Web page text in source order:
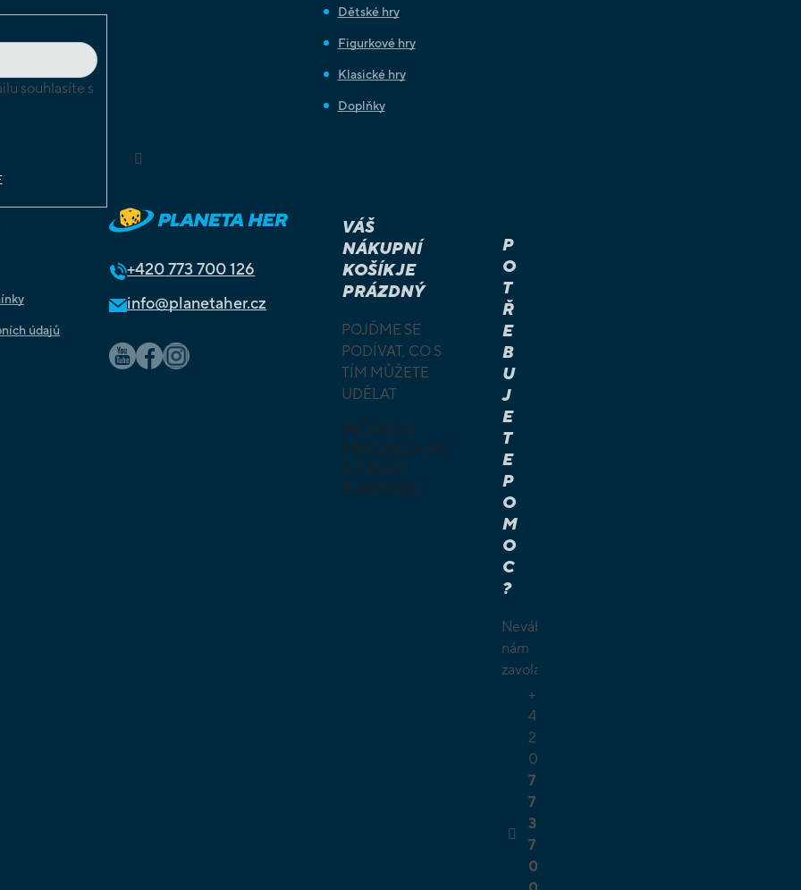
souhlasíte s
Dětské hry
Figurkové hry
Klasické hry
Doplňky
údajů
+420773 700 126
info@planetaher.cz
VÁŠ
NÁKUPNÍ
KOŠÍK JE
PRÁZDNÝ
POJĎME SE
PODÍVAT, CO S
TÍM MŮŽETE
UDĚLAT
MŮŽETE
PROZKOUM
AT NAŠI
NABÍDKU
P
O
T
Ř
E
B
U
J
E
T
E
P
O
M
O
C
?
Neváhejte
nám
zavolat.
+
4
2
0
7
7
3
7
0